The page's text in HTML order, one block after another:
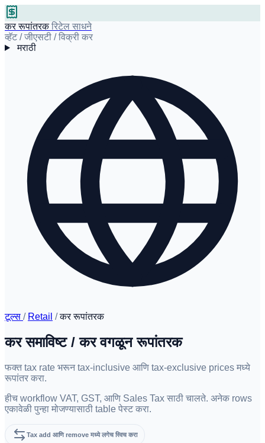
कर रूपांतरक रिटेल साधने
व्हॅट / जीएसटी / विक्री कर
मराठी
टूल्स / Retail / कर रूपांतरक
कर समाविष्ट / कर वगळून रूपांतरक
फक्त tax rate भरून tax-inclusive आणि tax-exclusive prices मध्ये
रूपांतर करा.
हीच workflow VAT, GST, आणि Sales Tax साठी चालते. अनेक rows
एकावेळी पुन्हा मोजण्यासाठी table पेस्ट करा.
Tax add आणि remove मध्ये लगेच स्विच करा